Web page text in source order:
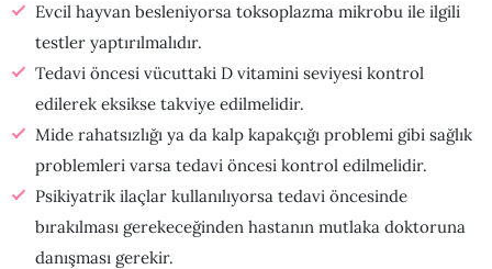
Evcil hayvan besleniyorsa toksoplazma mikrobu ile ilgili
testler yaptırılmalıdır.
Tedavi öncesi vücuttaki D vitamini seviyesi kontrol
edilerek eksikse takviye edilmelidir.
Mide rahatsızlığı ya da kalp kapakçığı problemi gibi sağlık
problemleri varsa tedavi öncesi kontrol edilmelidir.
Psikiyatrik ilaçlar kullanılıyorsa tedavi öncesinde
bırakılması gerekeceğinden hastanın mutlaka doktoruna
danışması gerekir.